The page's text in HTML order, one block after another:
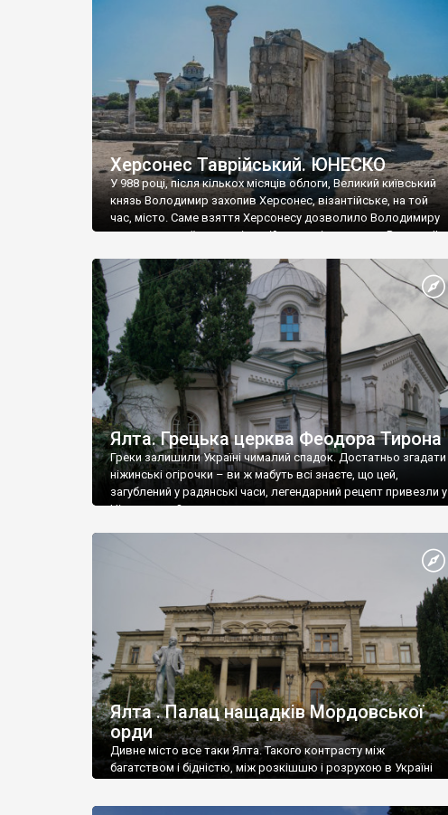
візантійської доби. Раритети викрадені з фондів об’єкту
культурної спадщини ЮНЕСКО «Херсонеса Таврійського».
Офіційно – на виставку «Золото Візантії», але експерти та
влада в Україні вважають це лише […]
Херсонес Таврійський. ЮНЕСКО
У 988 році, після кількох місяців облоги, Великий київський
князь Володимир захопив Херсонес, візантійське, на той
час, місто. Саме взяття Херсонесу дозволило Володимиру
диктувати свої умови візантійському імператору Василю ІІ,
Херсонесі Володимир-язичник, став Василем-
християнином. А потім було Хрещення Русі. На честь
Херсонесу Таврійського названо місто […]
Ялта. Грецька церква Феодора Тирона
Греки залишили Україні чималий спадок. Достатньо згадати
ніжинські огірочки – ви ж мабуть всі знаєте, що цей,
загублений у радянські часи, легендарний рецепт привезли у
Ніжин греки?
Ялта . Палац нащадків Мордовської
орди
Дивне місто все таки Ялта. Такого контрасту між
багатством і бідністю, між розкішшю і розрухою в Україні